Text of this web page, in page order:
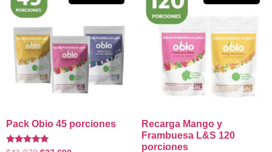
Pack Obio 45 porciones
Recarga Mango y
Frambuesa L&S 120
porciones